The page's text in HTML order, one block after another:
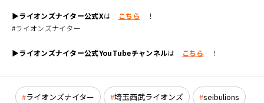
▶ライオンズナイター公式Xは こちら ！
#ライオンズナイター
▶ライオンズナイター公式YouTubeチャンネルは こちら ！
ライオンズナイター 埼玉西武ライオンズ seibulions